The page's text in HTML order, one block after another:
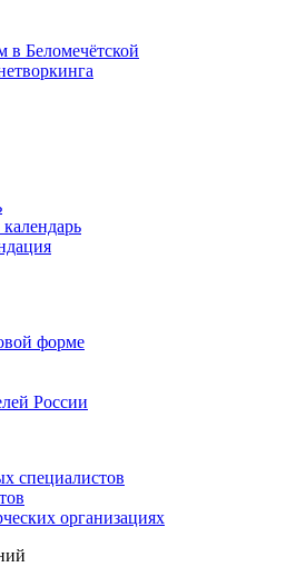
в Беломечётской
форме
России
специалистов
организациях